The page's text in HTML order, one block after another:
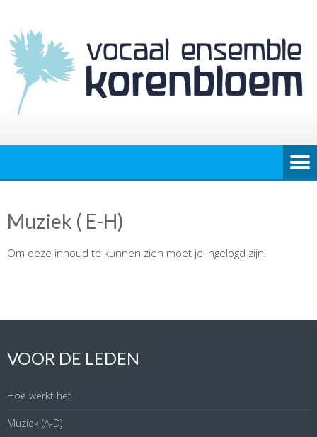
Muziek ( E-H)
Om deze inhoud te kunnen zien moet je ingelogd zijn.
VOOR DE LEDEN
Hoe werkt het
Muziek (A-D)